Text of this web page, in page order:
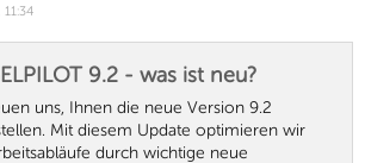
9.2 - was ist neu?
uns, Ihnen die neue Version 9.2
Mit diesem Update optimieren wir
durch wichtige neue